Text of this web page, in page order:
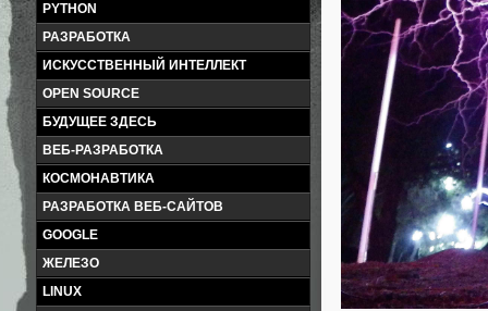
PYTHON
РАЗРАБОТКА
ИСКУССТВЕННЫЙ ИНТЕЛЛЕКТ
OPEN SOURCE
БУДУЩЕЕ ЗДЕСЬ
ВЕБ-РАЗРАБОТКА
КОСМОНАВТИКА
РАЗРАБОТКА ВЕБ-САЙТОВ
GOOGLE
ЖЕЛЕЗО
LINUX